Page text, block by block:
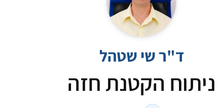
ד"ר שי שטהל
ניתוח הקטנת חזה